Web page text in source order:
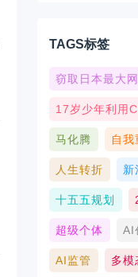
TAGS标签
窃取日本最大
17岁少年利用
马化腾 自我
人生转折 新
十五五规划
超级个体 AI
AI监管 多模